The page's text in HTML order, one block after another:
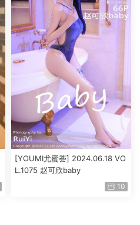
[YOUMI尤蜜荟] 2024.06.18 VO
L.1075 赵可欣baby
10